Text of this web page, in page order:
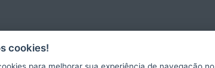
cookies!